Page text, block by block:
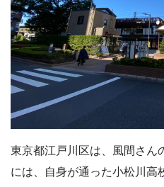
東京都江戸川区は、風間さん
には、自身が通った小松川高